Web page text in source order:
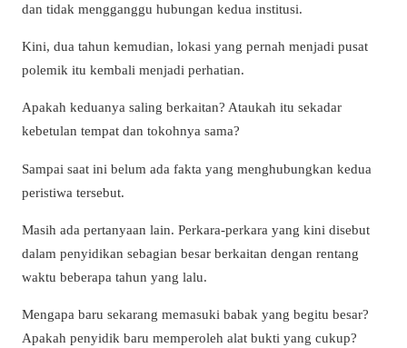
dan tidak mengganggu hubungan kedua institusi.
Kini, dua tahun kemudian, lokasi yang pernah menjadi pusat
polemik itu kembali menjadi perhatian.
Apakah keduanya saling berkaitan? Ataukah itu sekadar
kebetulan tempat dan tokohnya sama?
Sampai saat ini belum ada fakta yang menghubungkan kedua
peristiwa tersebut.
Masih ada pertanyaan lain. Perkara-perkara yang kini disebut
dalam penyidikan sebagian besar berkaitan dengan rentang
waktu beberapa tahun yang lalu.
Mengapa baru sekarang memasuki babak yang begitu besar?
Apakah penyidik baru memperoleh alat bukti yang cukup?